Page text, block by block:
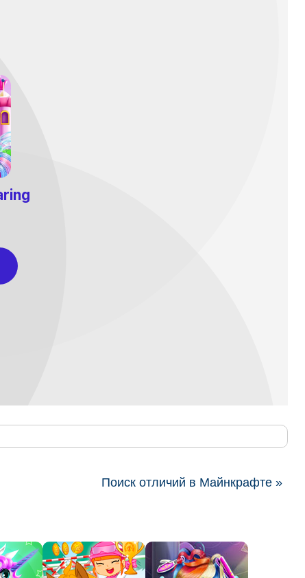
Поиск отличий в Майнкрафте »